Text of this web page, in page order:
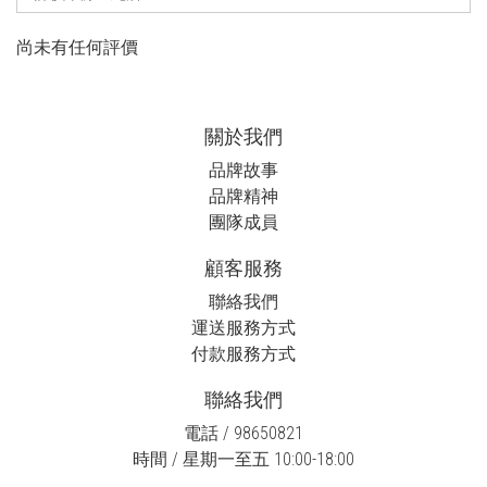
尚未有任何評價
關於我們
品牌故事
品牌精神
團隊成員
顧客服務
聯絡我們
運送服務方式
付款服務方式
聯絡我們
電話 / 98650821
時間 / 星期一至五 10:00-18:00